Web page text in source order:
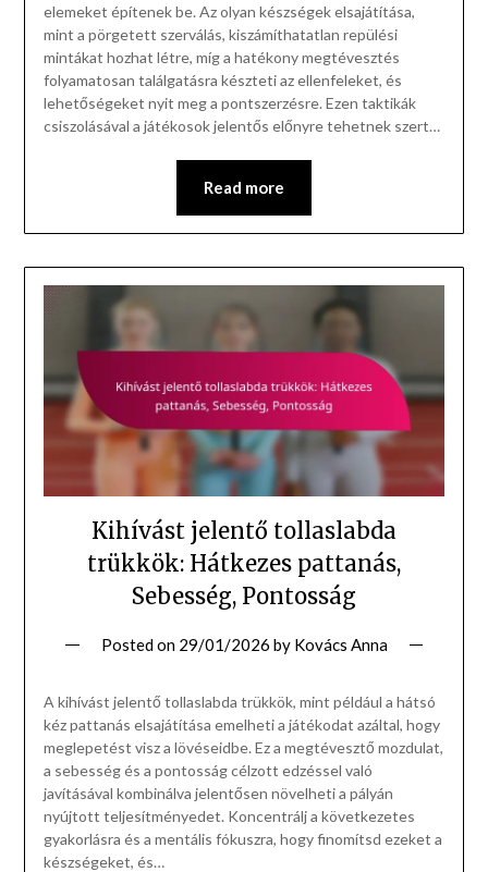
elemeket építenek be. Az olyan készségek elsajátítása,
mint a pörgetett szerválás, kiszámíthatatlan repülési
mintákat hozhat létre, míg a hatékony megtévesztés
folyamatosan találgatásra készteti az ellenfeleket, és
lehetőségeket nyit meg a pontszerzésre. Ezen taktikák
csiszolásával a játékosok jelentős előnyre tehetnek szert…
Read more
Kihívást jelentő tollaslabda
trükkök: Hátkezes pattanás,
Sebesség, Pontosság
Posted on 29/01/2026 by Kovács Anna
A kihívást jelentő tollaslabda trükkök, mint például a hátsó
kéz pattanás elsajátítása emelheti a játékodat azáltal, hogy
meglepetést visz a lövéseidbe. Ez a megtévesztő mozdulat,
a sebesség és a pontosság célzott edzéssel való
javításával kombinálva jelentősen növelheti a pályán
nyújtott teljesítményedet. Koncentrálj a következetes
gyakorlásra és a mentális fókuszra, hogy finomítsd ezeket a
készségeket, és…